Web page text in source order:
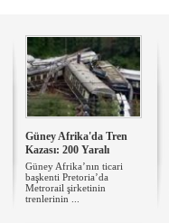
Güney Afrika'da Tren
Kazası: 200 Yaralı
Güney Afrika’nın ticari
başkenti Pretoria’da
Metrorail şirketinin
trenlerinin ...